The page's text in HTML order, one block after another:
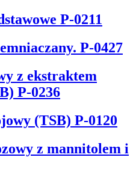
P-0211
P-0427
z ekstraktem
P-0236
(TSB) P-0120
z mannitolem i